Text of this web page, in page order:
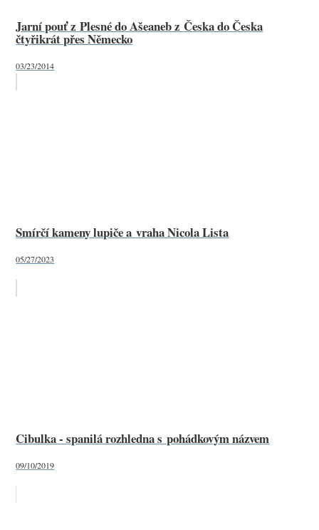
Jarní pouť z Plesné do Ašeaneb z Česka do Česka
čtyřikrát přes Německo
03/23/2014
Smírčí kameny lupiče a vraha Nicola Lista
05/27/2023
Cibulka - spanilá rozhledna s pohádkovým názvem
09/10/2019